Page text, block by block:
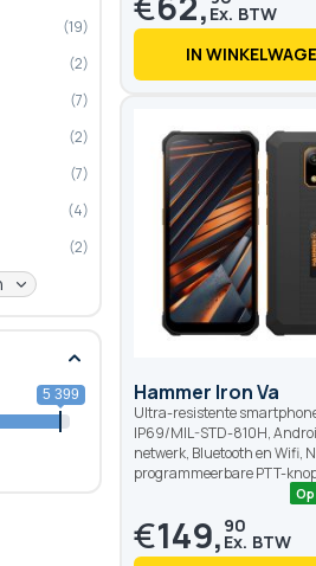
100
% of100
1
IN
Hammer Iron Va
Ultra-resistente
IP69/MIL-STD-810H,
netwerk, Bluetooth en Wifi,
programmeerbare PTT-
€149, 90
19
2
7
2
7
4
2
5 399